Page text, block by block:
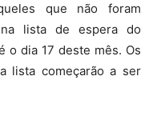
que não foram
na lista de espera do
o dia 17 deste mês. Os
lista começarão a ser